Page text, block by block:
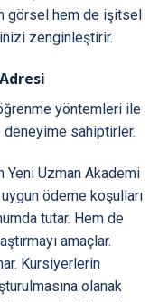
görsel hem de işitsel
zenginleştirir.
yöntemleri ile
deneyime sahiptirler.
Yeni Uzman Akademi
ödeme koşulları
tutar. Hem de
amaçlar.
Kursiyerlerin
olanak